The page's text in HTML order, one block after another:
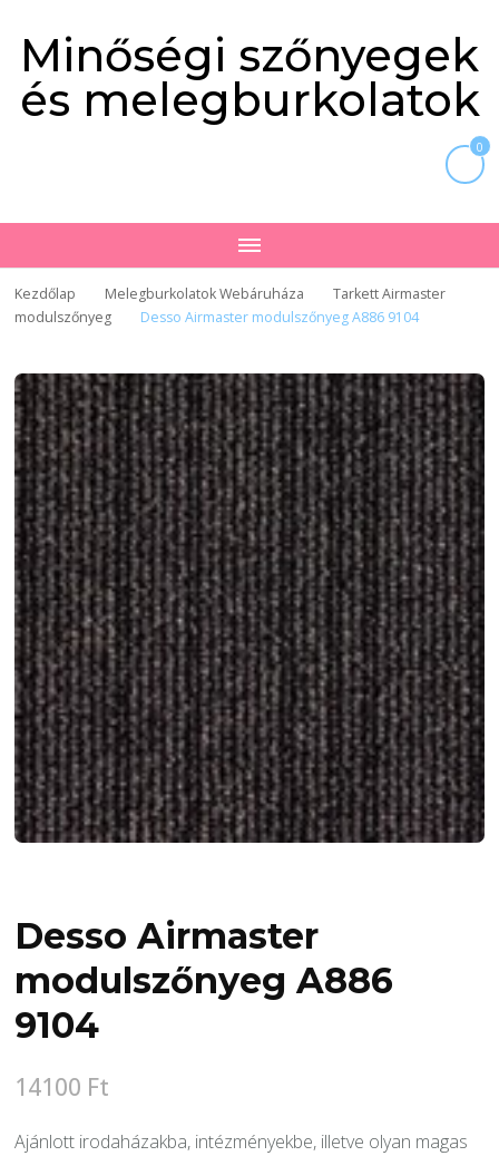
Minőségi szőnyegek
és melegburkolatok
0
Kezdőlap Melegburkolatok Webáruháza
Tarkett Airmaster
modulszőnyeg
Desso Airmaster modulszőnyeg A886 9104
Desso Airmaster
modulszőnyeg A886
9104
14100 Ft
Ajánlott irodaházakba, intézményekbe, illetve olyan magas